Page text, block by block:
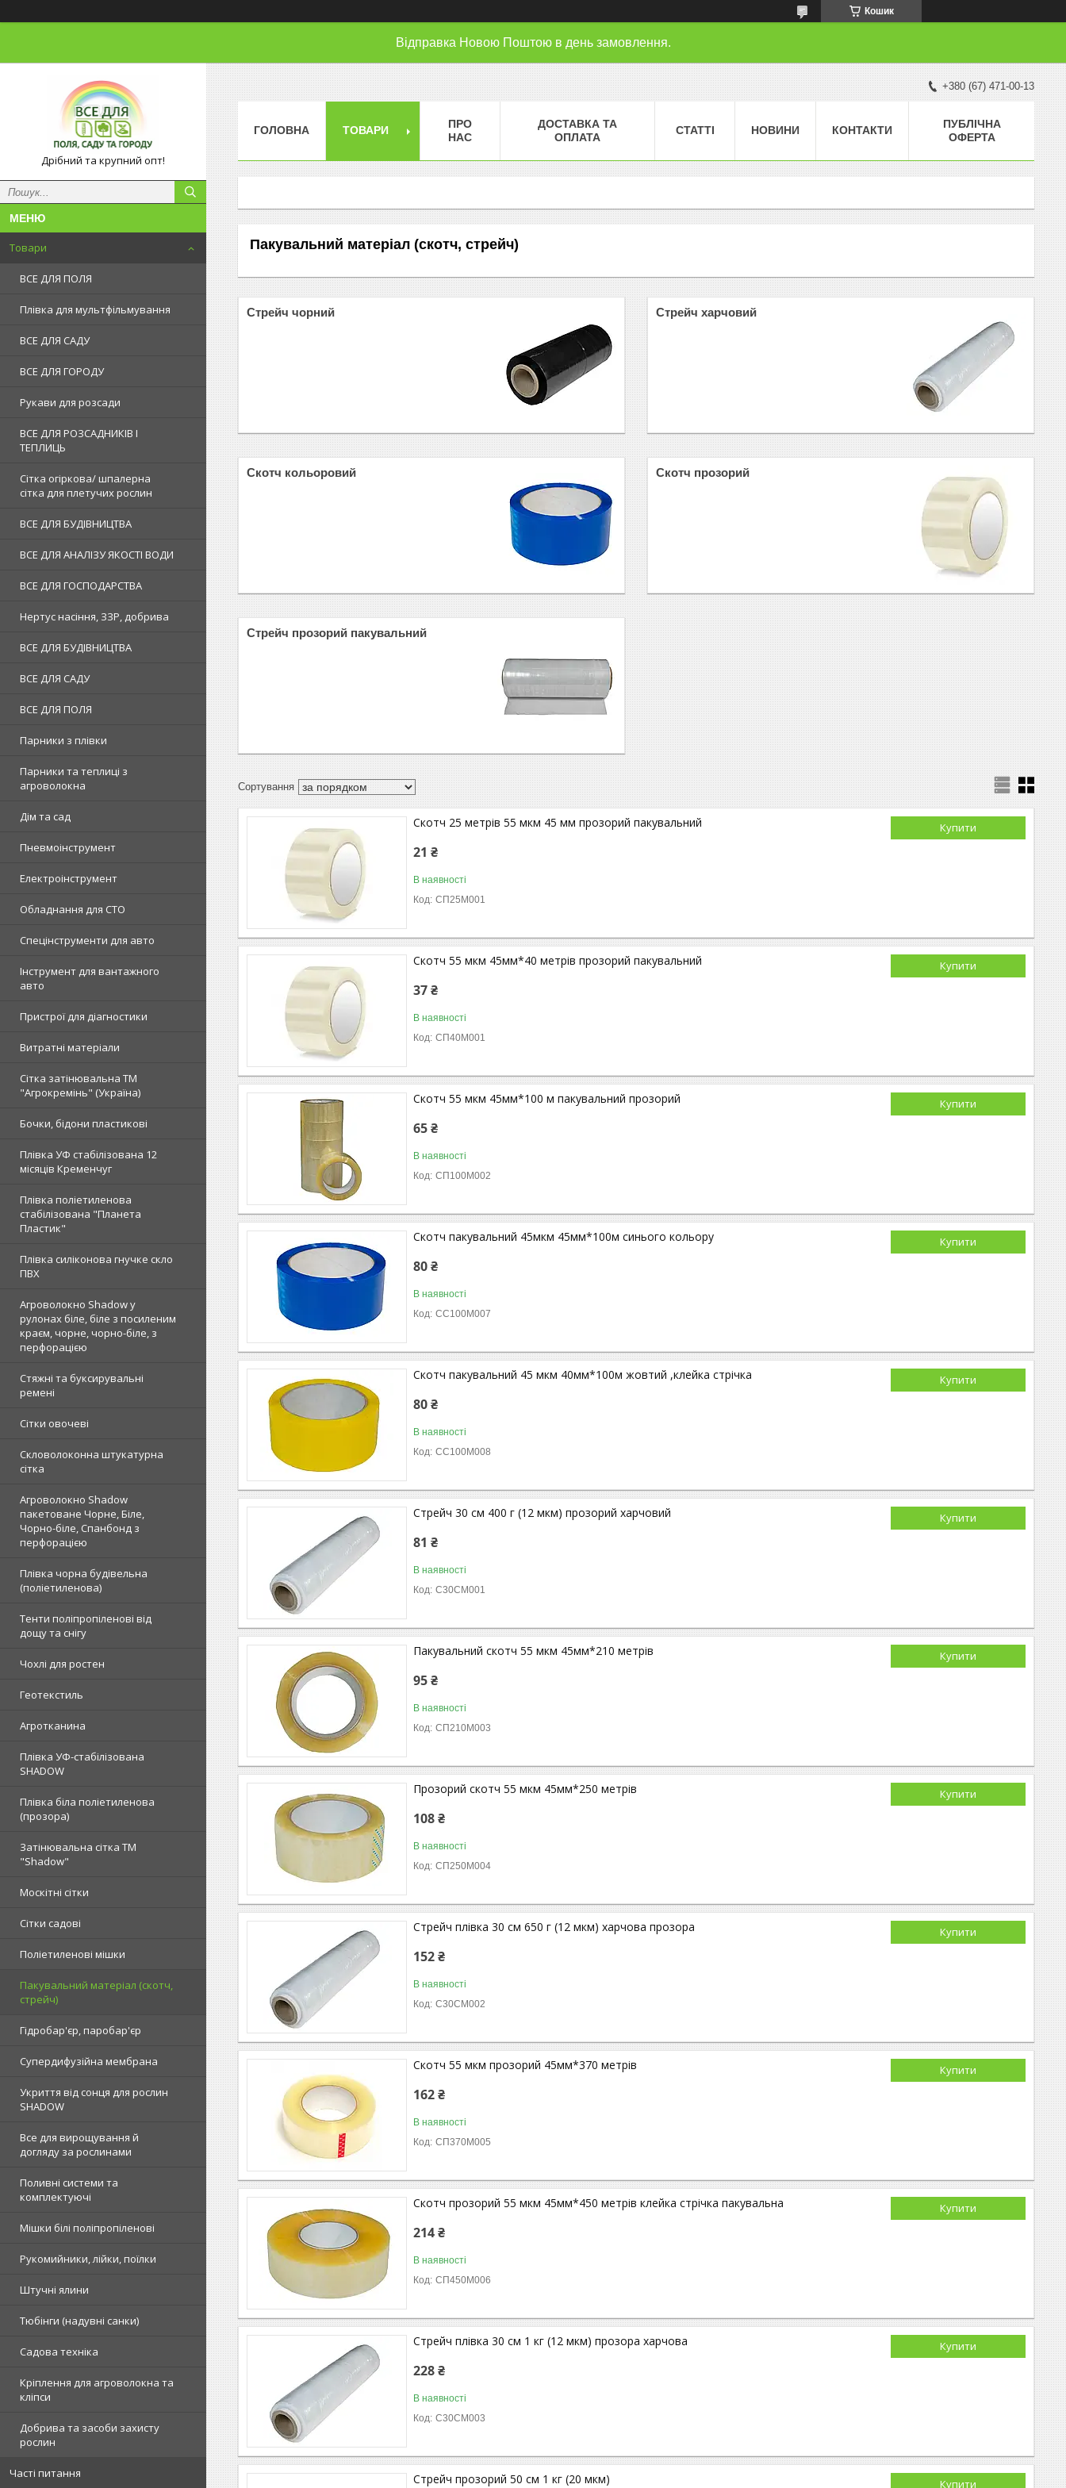
Кошик
Відправка Новою Поштою в день замовлення.
Дрібний та крупний опт!
Товари
ВСЕ ДЛЯ ПОЛЯ
Плівка для мультфільмування
ВСЕ ДЛЯ САДУ
ВСЕ ДЛЯ ГОРОДУ
Рукави для розсади
ВСЕ ДЛЯ РОЗСАДНИКІВ І
ТЕПЛИЦЬ
Сітка огіркова/ шпалерна
сітка для плетучих рослин
ВСЕ ДЛЯ БУДІВНИЦТВА
ВСЕ ДЛЯ АНАЛІЗУ ЯКОСТІ ВОДИ
ВСЕ ДЛЯ ГОСПОДАРСТВА
Нертус насіння, ЗЗР, добрива
ВСЕ ДЛЯ БУДІВНИЦТВА
ВСЕ ДЛЯ САДУ
ВСЕ ДЛЯ ПОЛЯ
Парники з плівки
Парники та теплиці з
агроволокна
Дім та сад
Пневмоінструмент
Електроінструмент
Обладнання для СТО
Спецінструменти для авто
Інструмент для вантажного
авто
Пристрої для діагностики
Витратні матеріали
Сітка затінювальна ТМ
"Агрокремінь" (Україна)
Бочки, бідони пластикові
Плівка УФ стабілізована 12
місяців Кременчуг
Плівка поліетиленова
стабілізована "Планета
Пластик"
Плівка силіконова гнучке скло
ПВХ
Агроволокно Shadow у
рулонах біле, біле з посиленим
краєм, чорне, чорно-біле, з
перфорацією
Стяжні та буксирувальні
ремені
Сітки овочеві
Скловолоконна штукатурна
сітка
Агроволокно Shadow
пакетоване Чорне, Біле,
Чорно-біле, Спанбонд з
перфорацією
Плівка чорна будівельна
(поліетиленова)
Тенти поліпропіленові від
дощу та снігу
Чохлі для ростен
Геотекстиль
Агротканина
Плівка УФ-стабілізована
SHADOW
Плівка біла поліетиленова
(прозора)
Затінювальна сітка ТМ
"Shadow"
Москітні сітки
Сітки садові
Поліетиленові мішки
Пакувальний матеріал (скотч,
стрейч)
Гідробар'єр, паробар'єр
Супердифузійна мембрана
Укриття від сонця для рослин
SHADOW
Все для вирощування й
догляду за рослинами
Поливні системи та
комплектуючі
Мішки білі поліпропіленові
Рукомийники, лійки, поїлки
Штучні ялини
Тюбінги (надувні санки)
Садова техніка
Кріплення для агроволокна та
кліпси
Добрива та засоби захисту
рослин
Часті питання
+380 (67) 471-00-13
ГОЛОВНА ТОВАРИ
ПРО
НАС
ДОСТАВКА ТА
ОПЛАТА
СТАТТІ НОВИНИ КОНТАКТИ
ПУБЛІЧНА
ОФЕРТА
Пакувальний матеріал (скотч, стрейч)
Стрейч чорний Стрейч харчовий
Скотч кольоровий Скотч прозорий
Стрейч прозорий пакувальний
Купити
Скотч 25 метрів 55 мкм 45 мм прозорий пакувальний
21 ₴
В наявності
СП25М001
Купити
Скотч 55 мкм 45мм*40 метрів прозорий пакувальний
37 ₴
В наявності
СП40М001
Купити
Скотч 55 мкм 45мм*100 м пакувальний прозорий
65 ₴
В наявності
СП100М002
Купити
Скотч пакувальний 45мкм 45мм*100м синього кольору
80 ₴
В наявності
СС100М007
Купити
Скотч пакувальний 45 мкм 40мм*100м жовтий ,клейка стрічка
80 ₴
В наявності
СС100М008
Купити
Стрейч 30 см 400 г (12 мкм) прозорий харчовий
81 ₴
В наявності
С30СМ001
Купити
Пакувальний скотч 55 мкм 45мм*210 метрів
95 ₴
В наявності
СП210М003
Купити
Прозорий скотч 55 мкм 45мм*250 метрів
108 ₴
В наявності
СП250М004
Купити
Стрейч плівка 30 см 650 г (12 мкм) харчова прозора
152 ₴
В наявності
С30СМ002
Купити
Скотч 55 мкм прозорий 45мм*370 метрів
162 ₴
В наявності
СП370М005
Купити
Скотч прозорий 55 мкм 45мм*450 метрів клейка стрічка пакувальна
214 ₴
В наявності
СП450М006
Купити
Стрейч плівка 30 см 1 кг (12 мкм) прозора харчова
228 ₴
В наявності
С30СМ003
Купити
Стрейч прозорий 50 см 1 кг (20 мкм)